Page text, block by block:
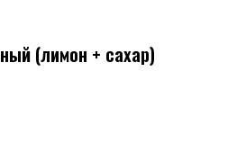
(лимон + сахар)